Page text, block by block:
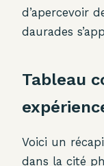
d’apercevoir
daurades
Tableau
Voici un
dans la cité